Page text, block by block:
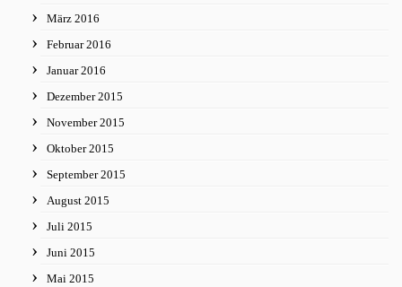
März 2016
Februar 2016
Januar 2016
Dezember 2015
November 2015
Oktober 2015
September 2015
August 2015
Juli 2015
Juni 2015
Mai 2015